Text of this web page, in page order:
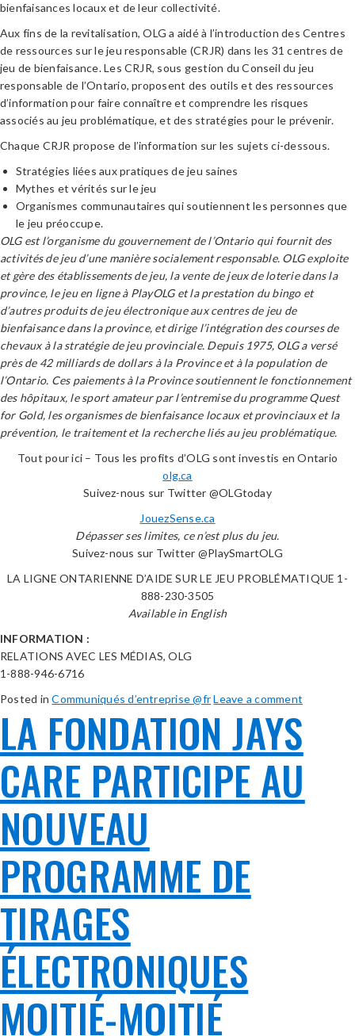
bienfaisances locaux et de leur collectivité.
Aux fins de la revitalisation, OLG a aidé à l’introduction des Centres
de ressources sur le jeu responsable (CRJR) dans les 31 centres de
jeu de bienfaisance. Les CRJR, sous gestion du Conseil du jeu
responsable de l’Ontario, proposent des outils et des ressources
d’information pour faire connaître et comprendre les risques
associés au jeu problématique, et des stratégies pour le prévenir.
Chaque CRJR propose de l’information sur les sujets ci-dessous.
Stratégies liées aux pratiques de jeu saines
Mythes et vérités sur le jeu
Organismes communautaires qui soutiennent les personnes que
le jeu préoccupe.
OLG est l’organisme du gouvernement de l’Ontario qui fournit des
activités de jeu d’une manière socialement responsable. OLG exploite
et gère des établissements de jeu, la vente de jeux de loterie dans la
province, le jeu en ligne à PlayOLG et la prestation du bingo et
d’autres produits de jeu électronique aux centres de jeu de
bienfaisance dans la province, et dirige l’intégration des courses de
chevaux à la stratégie de jeu provinciale. Depuis 1975, OLG a versé
près de 42 milliards de dollars à la Province et à la population de
l’Ontario. Ces paiements à la Province soutiennent le fonctionnement
des hôpitaux, le sport amateur par l’entremise du programme Quest
for Gold, les organismes de bienfaisance locaux et provinciaux et la
prévention, le traitement et la recherche liés au jeu problématique.
Tout pour ici – Tous les profits d’OLG sont investis en Ontario
olg.ca
Suivez-nous sur Twitter @OLGtoday
JouezSense.ca
Dépasser ses limites, ce n’est plus du jeu.
Suivez-nous sur Twitter @PlaySmartOLG
LA LIGNE ONTARIENNE D’AIDE SUR LE JEU PROBLÉMATIQUE 1-
888-230-3505
Available in English
INFORMATION :
RELATIONS AVEC LES MÉDIAS, OLG
1-888-946-6716
Posted inCommuniqués d’entreprise @frLeave a comment
LA FONDATION JAYS
CARE PARTICIPE AU
NOUVEAU
PROGRAMME DE
TIRAGES
ÉLECTRONIQUES
MOITIÉ-MOITIÉ